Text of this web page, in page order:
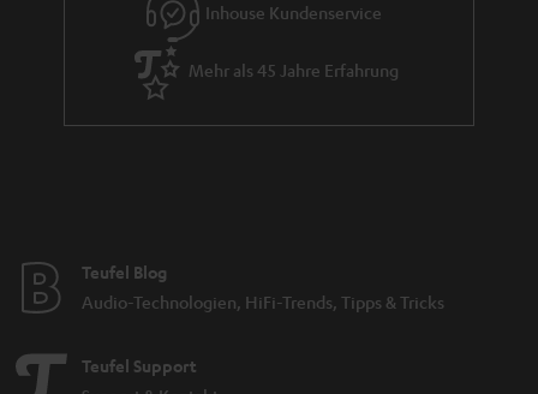
Inhouse Kundenservice
Mehr als 45 Jahre Erfahrung
Teufel Blog
Audio-Technologien, HiFi-Trends, Tipps & Tricks
Teufel Support